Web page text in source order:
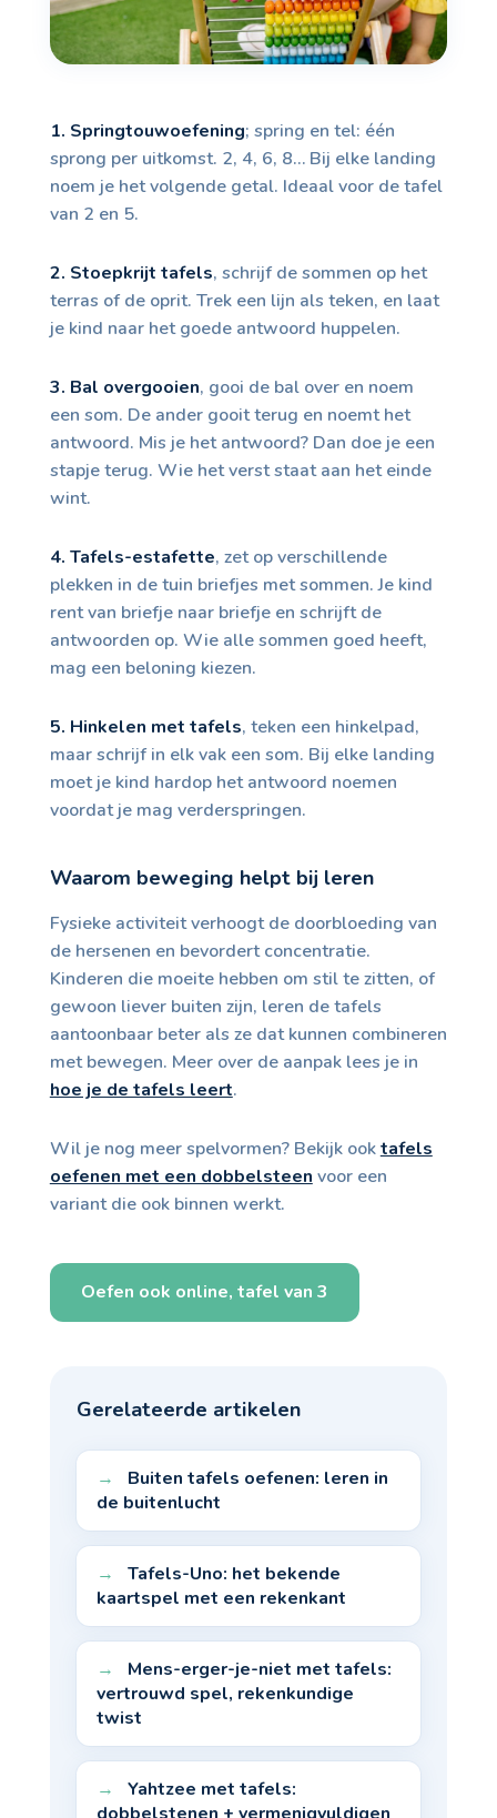
1. Springtouwoefening; spring en tel: één
sprong per uitkomst. 2, 4, 6, 8… Bij elke landing
noem je het volgende getal. Ideaal voor de tafel
van 2 en 5.
2. Stoepkrijt tafels, schrijf de sommen op het
terras of de oprit. Trek een lijn als teken, en laat
je kind naar het goede antwoord huppelen.
3. Bal overgooien, gooi de bal over en noem
een som. De ander gooit terug en noemt het
antwoord. Mis je het antwoord? Dan doe je een
stapje terug. Wie het verst staat aan het einde
wint.
4. Tafels-estafette, zet op verschillende
plekken in de tuin briefjes met sommen. Je kind
rent van briefje naar briefje en schrijft de
antwoorden op. Wie alle sommen goed heeft,
mag een beloning kiezen.
5. Hinkelen met tafels, teken een hinkelpad,
maar schrijf in elk vak een som. Bij elke landing
moet je kind hardop het antwoord noemen
voordat je mag verderspringen.
Waarom beweging helpt bij leren
Fysieke activiteit verhoogt de doorbloeding van
de hersenen en bevordert concentratie.
Kinderen die moeite hebben om stil te zitten, of
gewoon liever buiten zijn, leren de tafels
aantoonbaar beter als ze dat kunnen combineren
met bewegen. Meer over de aanpak lees je in
hoe je de tafels leert.
Wil je nog meer spelvormen? Bekijk ooktafels
oefenen met een dobbelsteen voor een
variant die ook binnen werkt.
Oefen ook online, tafel van 3
Gerelateerde artikelen
Buiten tafels oefenen: leren in
de buitenlucht
Tafels-Uno: het bekende
kaartspel met een rekenkant
Mens-erger-je-niet met tafels:
vertrouwd spel, rekenkundige
twist
Yahtzee met tafels: